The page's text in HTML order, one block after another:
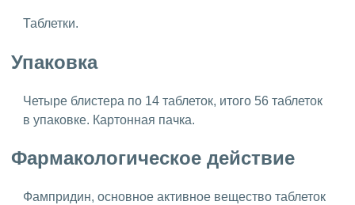
Таблетки.
Упаковка
Четыре блистера по 14 таблеток, итого 56 таблеток
в упаковке. Картонная пачка.
Фармакологическое действие
Фампридин, основное активное вещество таблеток